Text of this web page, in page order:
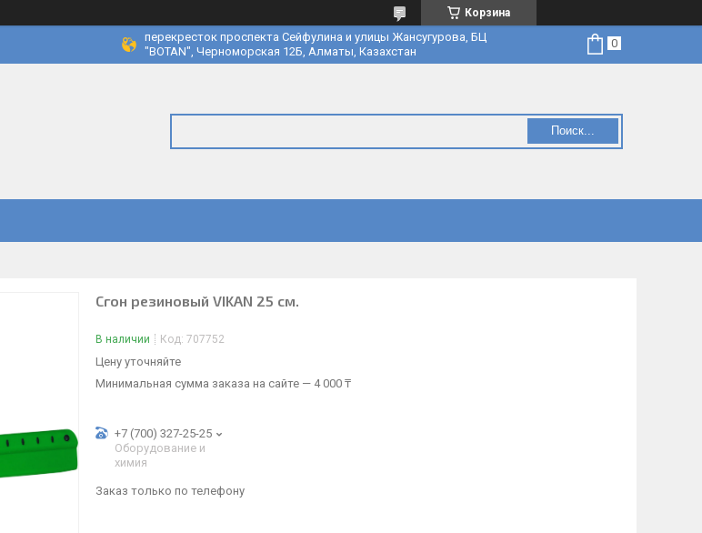
Корзина
перекресток проспекта Сейфулина и улицы Жансугурова, БЦ
"BOTAN", Черноморская 12Б, Алматы, Казахстан
Поиск...
Сгон резиновый VIKAN 25 см.
В наличии Код: 707752
Цену уточняйте
Минимальная сумма заказа на сайте — 4 000 ₸
+7 (700) 327-25-25
Оборудование и
химия
Заказ только по телефону